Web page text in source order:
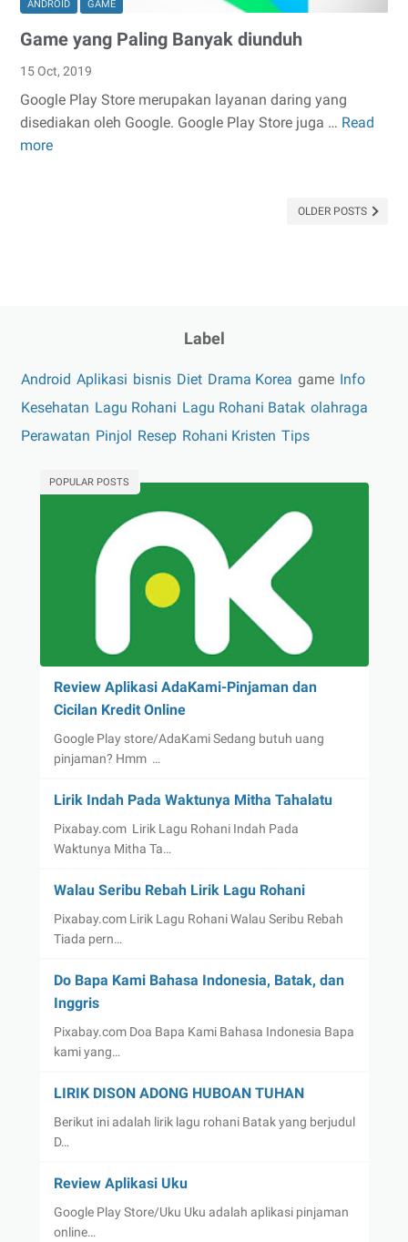
ANDROID GAME
Game yang Paling Banyak diunduh
15 Oct, 2019
Google Play Store merupakan layanan daring yang
disediakan oleh Google. Google Play Store juga … Read
more
Game
OLDER POSTS
Label
Android Aplikasi bisnis Diet Drama Korea game Info
Kesehatan Lagu Rohani Lagu Rohani Batak olahraga
Perawatan Pinjol Resep Rohani Kristen Tips
POPULAR POSTS
Review Aplikasi AdaKami-Pinjaman dan
Cicilan Kredit Online
Google Play store/AdaKami Sedang butuh uang
pinjaman? Hmm …
Lirik Indah Pada Waktunya Mitha Tahalatu
Pixabay.com Lirik Lagu Rohani Indah Pada
Waktunya Mitha Ta…
Walau Seribu Rebah Lirik Lagu Rohani
Pixabay.com Lirik Lagu Rohani Walau Seribu Rebah
Tiada pern…
Do Bapa Kami Bahasa Indonesia, Batak, dan
Inggris
Pixabay.com Doa Bapa Kami Bahasa Indonesia Bapa
kami yang…
LIRIK DISON ADONG HUBOAN TUHAN
Berikut ini adalah lirik lagu rohani Batak yang berjudul
D…
Review Aplikasi Uku
Google Play Store/Uku Uku adalah aplikasi pinjaman
online…